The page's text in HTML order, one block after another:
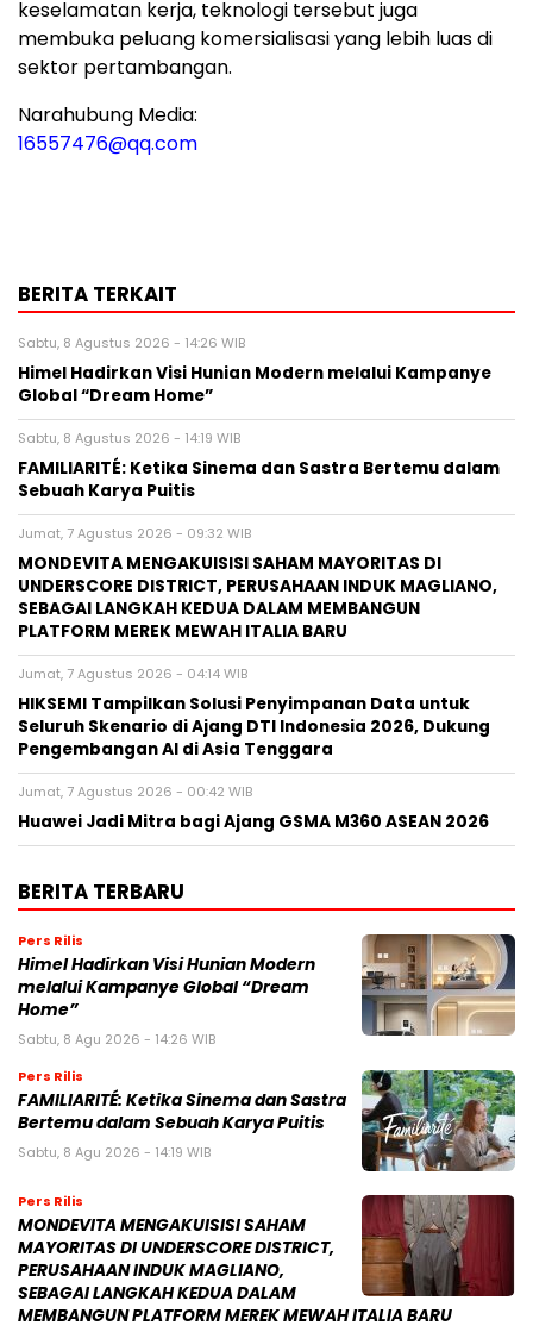
keselamatan kerja, teknologi tersebut juga
membuka peluang komersialisasi yang lebih luas di
sektor pertambangan.
Narahubung Media:
16557476@qq.com
BERITA TERKAIT
Sabtu, 8 Agustus 2026 - 14:26 WIB
Himel Hadirkan Visi Hunian Modern melalui Kampanye
Global “Dream Home”
Sabtu, 8 Agustus 2026 - 14:19 WIB
FAMILIARITÉ: Ketika Sinema dan Sastra Bertemu dalam
Sebuah Karya Puitis
Jumat, 7 Agustus 2026 - 09:32 WIB
MONDEVITA MENGAKUISISI SAHAM MAYORITAS DI
UNDERSCORE DISTRICT, PERUSAHAAN INDUK MAGLIANO,
SEBAGAI LANGKAH KEDUA DALAM MEMBANGUN
PLATFORM MEREK MEWAH ITALIA BARU
Jumat, 7 Agustus 2026 - 04:14 WIB
HIKSEMI Tampilkan Solusi Penyimpanan Data untuk
Seluruh Skenario di Ajang DTI Indonesia 2026, Dukung
Pengembangan AI di Asia Tenggara
Jumat, 7 Agustus 2026 - 00:42 WIB
Huawei Jadi Mitra bagi Ajang GSMA M360 ASEAN 2026
BERITA TERBARU
Pers Rilis
Himel Hadirkan Visi Hunian Modern
melalui Kampanye Global “Dream
Home”
Sabtu, 8 Agu 2026 - 14:26 WIB
Pers Rilis
FAMILIARITÉ: Ketika Sinema dan Sastra
Bertemu dalam Sebuah Karya Puitis
Sabtu, 8 Agu 2026 - 14:19 WIB
Pers Rilis
MONDEVITA MENGAKUISISI SAHAM
MAYORITAS DI UNDERSCORE DISTRICT,
PERUSAHAAN INDUK MAGLIANO,
SEBAGAI LANGKAH KEDUA DALAM
MEMBANGUN PLATFORM MEREK MEWAH ITALIA BARU